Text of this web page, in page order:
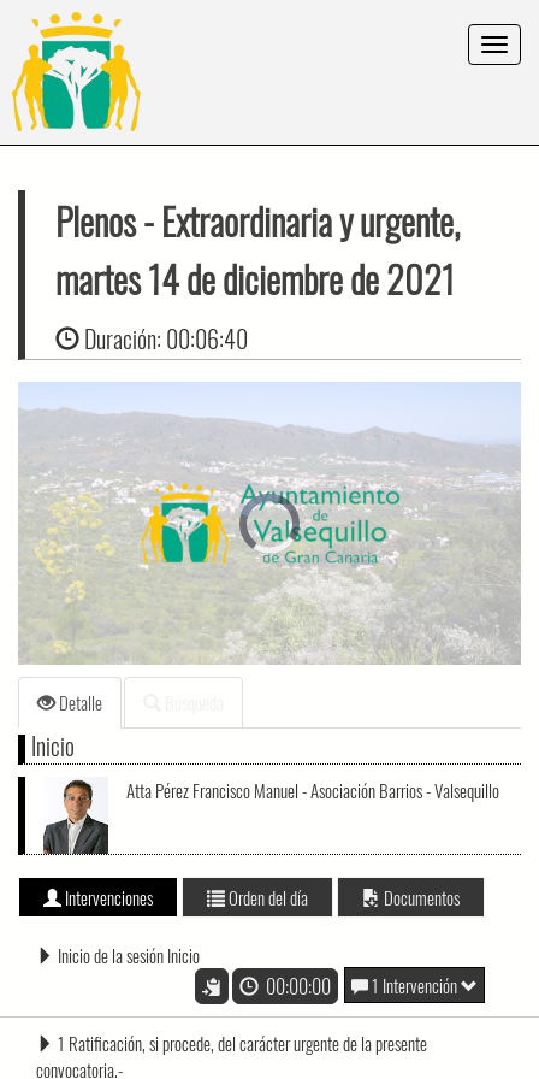
Toggle
Plenos- Extraordinaria y urgente,
martes 14 de diciembre de 2021
Duración: 00:06:40
Video
Player
is
loading.
Detalle
Inicio
Atta Pérez Francisco Manuel - Asociación Barrios - Valsequillo
Intervenciones Orden del día Documentos
Inicio de la sesión Inicio
00:00:00 1 Intervención
1 Ratificación, si procede, del carácter urgente de la presente
convocatoria.-